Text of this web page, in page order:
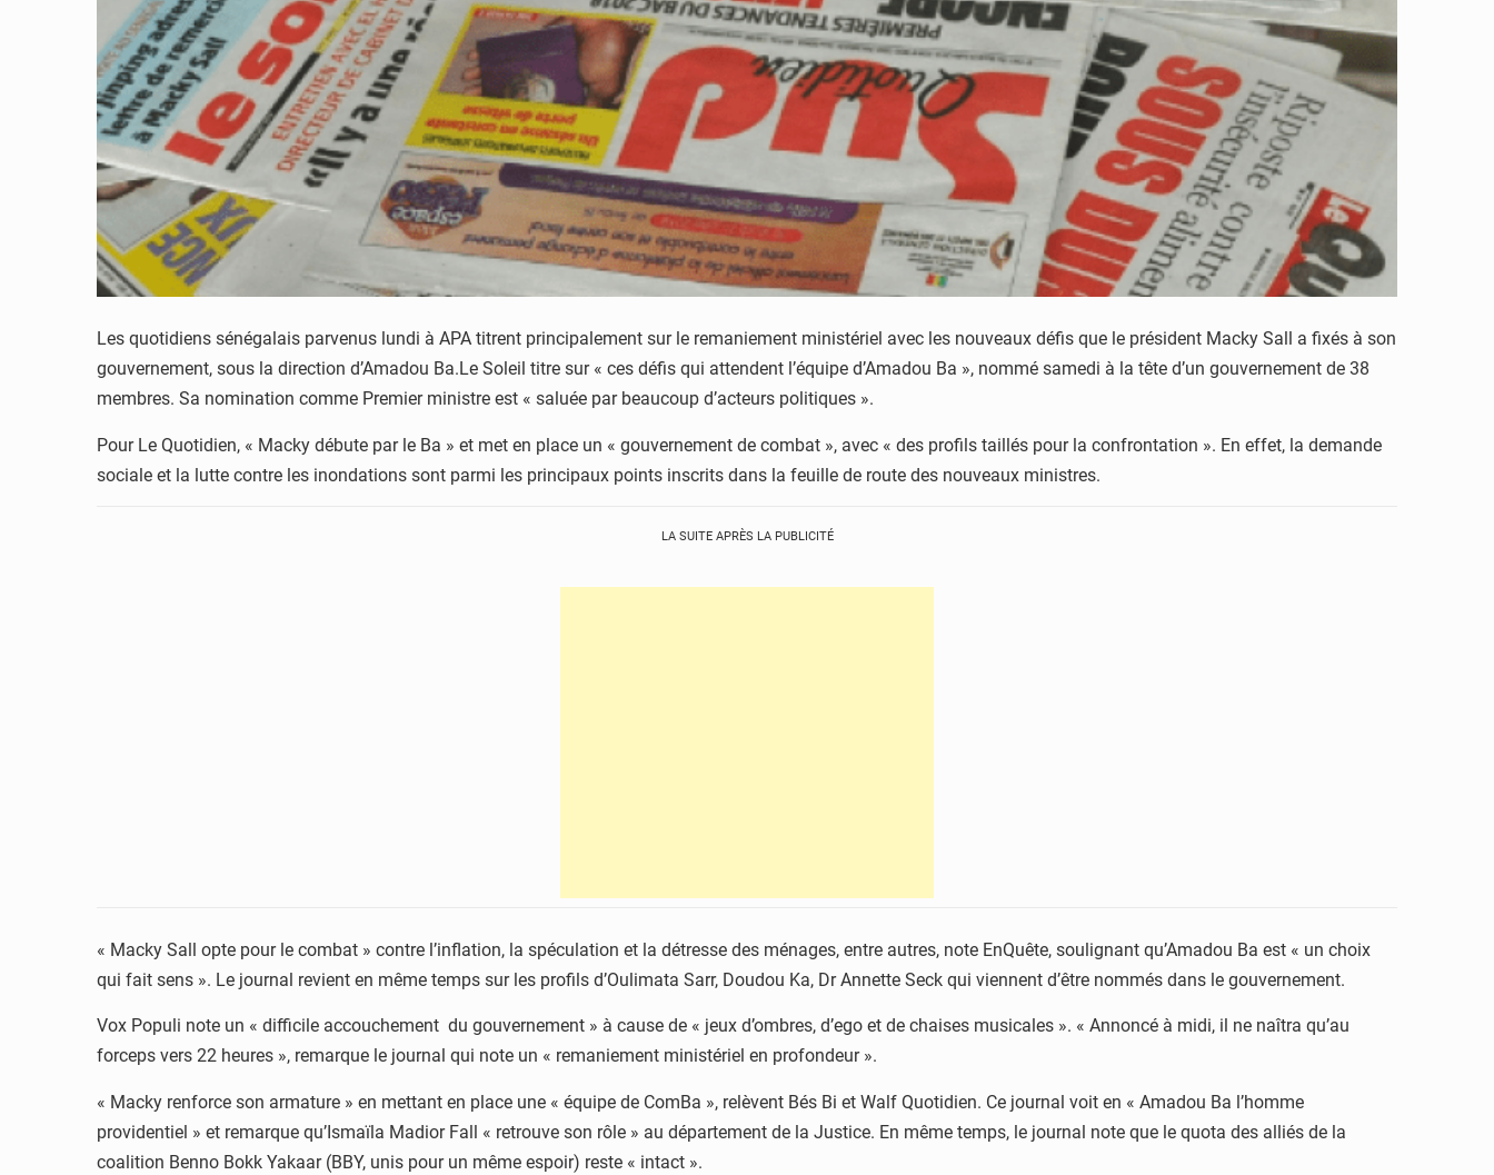
Les quotidiens sénégalais parvenus lundi à APA titrent principalement sur le remaniement ministériel avec les nouveaux défis que le président Macky Sall a fixés à son
gouvernement, sous la direction d’Amadou Ba.Le Soleil titre sur « ces défis qui attendent l’équipe d’Amadou Ba », nommé samedi à la tête d’un gouvernement de 38
membres. Sa nomination comme Premier ministre est « saluée par beaucoup d’acteurs politiques ».
Pour Le Quotidien, « Macky débute par le Ba » et met en place un « gouvernement de combat », avec « des profils taillés pour la confrontation ». En effet, la demande
sociale et la lutte contre les inondations sont parmi les principaux points inscrits dans la feuille de route des nouveaux ministres.
LA SUITE APRÈS LA PUBLICITÉ
« Macky Sall opte pour le combat » contre l’inflation, la spéculation et la détresse des ménages, entre autres, note EnQuête, soulignant qu’Amadou Ba est « un choix
qui fait sens ». Le journal revient en même temps sur les profils d’Oulimata Sarr, Doudou Ka, Dr Annette Seck qui viennent d’être nommés dans le gouvernement.
Vox Populi note un « difficile accouchement du gouvernement » à cause de « jeux d’ombres, d’ego et de chaises musicales ». « Annoncé à midi, il ne naîtra qu’au
forceps vers 22 heures », remarque le journal qui note un « remaniement ministériel en profondeur ».
« Macky renforce son armature » en mettant en place une « équipe de ComBa », relèvent Bés Bi et Walf Quotidien. Ce journal voit en « Amadou Ba l’homme
providentiel » et remarque qu’Ismaïla Madior Fall « retrouve son rôle » au département de la Justice. En même temps, le journal note que le quota des alliés de la
coalition Benno Bokk Yakaar (BBY, unis pour un même espoir) reste « intact ».